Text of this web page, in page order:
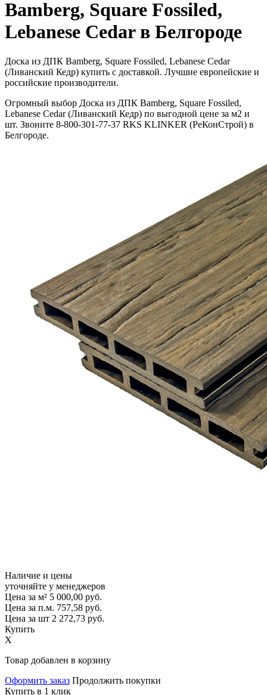
Bamberg, Square Fossiled,
Lebanese Cedar в Белгороде
Доска из ДПК Bamberg, Square Fossiled, Lebanese Cedar
(Ливанский Кедр) купить с доставкой. Лучшие европейские и
российские производители.
Огромный выбор Доска из ДПК Bamberg, Square Fossiled,
Lebanese Cedar (Ливанский Кедр) по выгодной цене за м2 и
шт. Звоните 8-800-301-77-37 RKS KLINKER (РеКонСтрой) в
Белгороде.
Наличие и цены
уточняйте у менеджеров
Цена за м² 5 000,00 руб.
Цена за п.м. 757,58 руб.
Цена за шт 2 272,73 руб.
Купить
X
Товар добавлен в корзину
Оформить заказ Продолжить покупки
Купить в 1 клик